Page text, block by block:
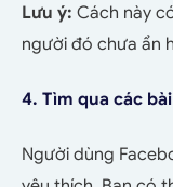
Lưu ý: Cách này
người đó chưa ẩn
4. Tìm qua các
Người dùng